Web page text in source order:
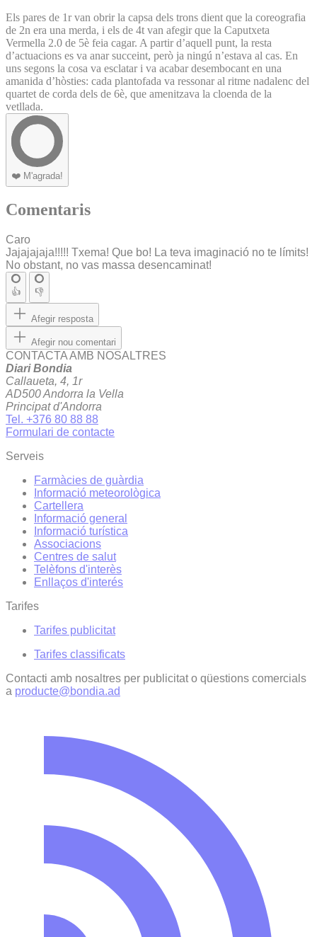
Els pares de 1r van obrir la capsa dels trons dient que la coreografia
de 2n era una merda, i els de 4t van afegir que la Caputxeta
Vermella 2.0 de 5è feia cagar. A partir d’aquell punt, la resta
d’actuacions es va anar succeint, però ja ningú n’estava al cas. En
uns segons la cosa va esclatar i va acabar desembocant en una
amanida d’hòsties: cada plantofada va ressonar al ritme nadalenc del
quartet de corda dels de 6è, que amenitzava la cloenda de la
vetllada.
❤️ M'agrada!
Comentaris
Caro
Jajajajaja!!!!! Txema! Que bo! La teva imaginació no te límits!
No obstant, no vas massa desencaminat!
👍 👎
Afegir resposta
Afegir nou comentari
CONTACTA AMB NOSALTRES
Diari Bondia
Callaueta, 4, 1r
AD500 Andorra la Vella
Principat d'Andorra
Tel. +376 80 88 88
Formulari de contacte
Serveis
Farmàcies de guàrdia
Informació meteorològica
Cartellera
Informació general
Informació turística
Associacions
Centres de salut
Telèfons d'interès
Enllaços d'interés
Tarifes
Tarifes publicitat
Tarifes classificats
Contacti amb nosaltres per publicitat o qüestions comercials
a producte@bondia.ad